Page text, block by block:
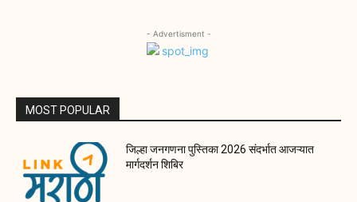
- Advertisment -
MOST POPULAR
जिल्हा जनगणना पुस्तिका 2026 संदर्भात आजऱ्यात
मार्गदर्शन शिबिर